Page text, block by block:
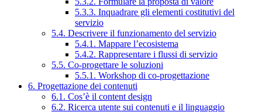
5.3.3. Inquadrare gli elementi costitutivi del
servizio
5.4. Descrivere il funzionamento del servizio
5.4.1. Mappare l’ecosistema
5.4.2. Rappresentare i flussi di servizio
5.5. Co-progettare le soluzioni
5.5.1. Workshop di co-progettazione
6. Progettazione dei contenuti
6.1. Cos’è il content design
6.2. Ricerca utente sui contenuti e il linguaggio